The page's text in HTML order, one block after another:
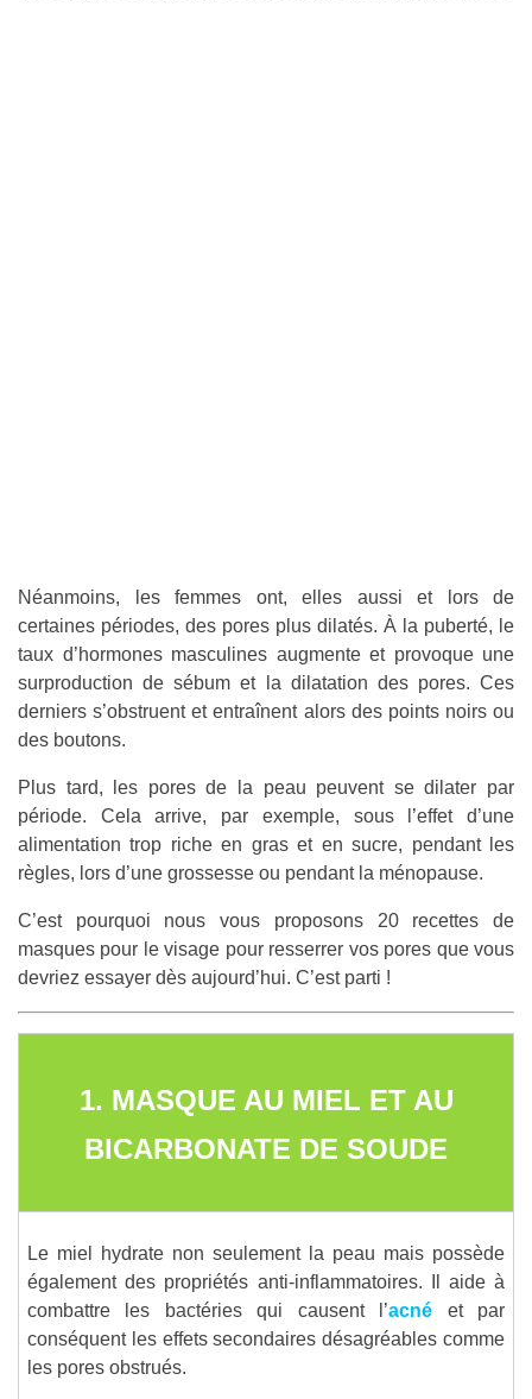
Néanmoins, les femmes ont, elles aussi et lors de
certaines périodes, des pores plus dilatés. À la puberté, le
taux d’hormones masculines augmente et provoque une
surproduction de sébum et la dilatation des pores. Ces
derniers s’obstruent et entraînent alors des points noirs ou
des boutons.
Plus tard, les pores de la peau peuvent se dilater par
période. Cela arrive, par exemple, sous l’effet d’une
alimentation trop riche en gras et en sucre, pendant les
règles, lors d’une grossesse ou pendant la ménopause.
C’est pourquoi nous vous proposons 20 recettes de
masques pour le visage pour resserrer vos pores que vous
devriez essayer dès aujourd’hui. C’est parti !
1. MASQUE AU MIEL ET AU
BICARBONATE DE SOUDE
Le miel hydrate non seulement la peau mais possède
également des propriétés anti-inflammatoires. Il aide à
combattre les bactéries qui causent l’acné et par
conséquent les effets secondaires désagréables comme
les pores obstrués.